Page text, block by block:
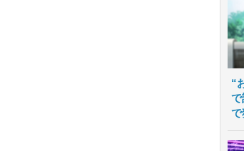
“
で
で